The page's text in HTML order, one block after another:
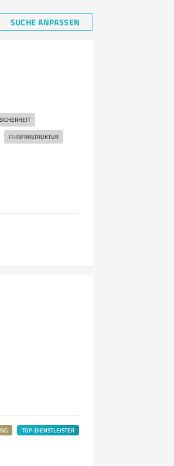
SUCHE ANPASSEN
IT-INFRASTRUKTUR
TOP-DIENSTLEISTER